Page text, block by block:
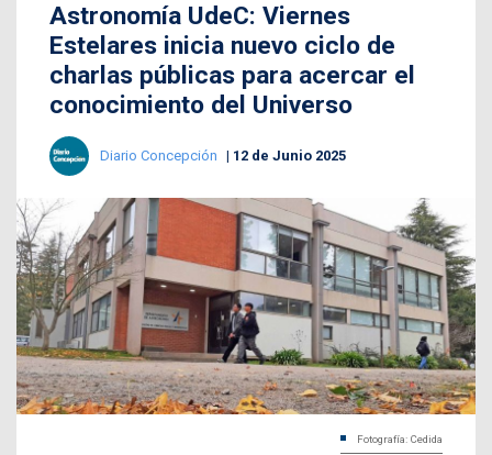
Astronomía UdeC: Viernes
Estelares inicia nuevo ciclo de
charlas públicas para acercar el
conocimiento del Universo
Diario Concepción 12 de Junio 2025
Fotografía: Cedida